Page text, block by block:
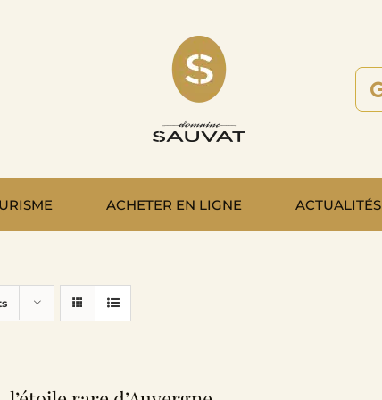
ACHETER EN LIGNE ACTUALITÉS